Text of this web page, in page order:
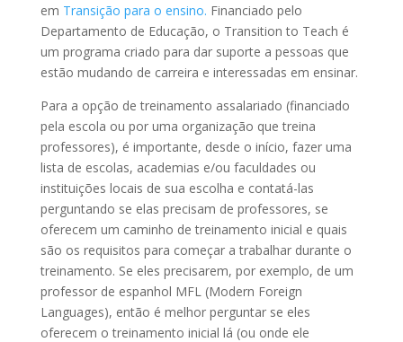
em Transição para o ensino. Financiado pelo
Departamento de Educação, o Transition to Teach é
um programa criado para dar suporte a pessoas que
estão mudando de carreira e interessadas em ensinar.
Para a opção de treinamento assalariado (financiado
pela escola ou por uma organização que treina
professores), é importante, desde o início, fazer uma
lista de escolas, academias e/ou faculdades ou
instituições locais de sua escolha e contatá-las
perguntando se elas precisam de professores, se
oferecem um caminho de treinamento inicial e quais
são os requisitos para começar a trabalhar durante o
treinamento. Se eles precisarem, por exemplo, de um
professor de espanhol MFL (Modern Foreign
Languages), então é melhor perguntar se eles
oferecem o treinamento inicial lá (ou onde ele